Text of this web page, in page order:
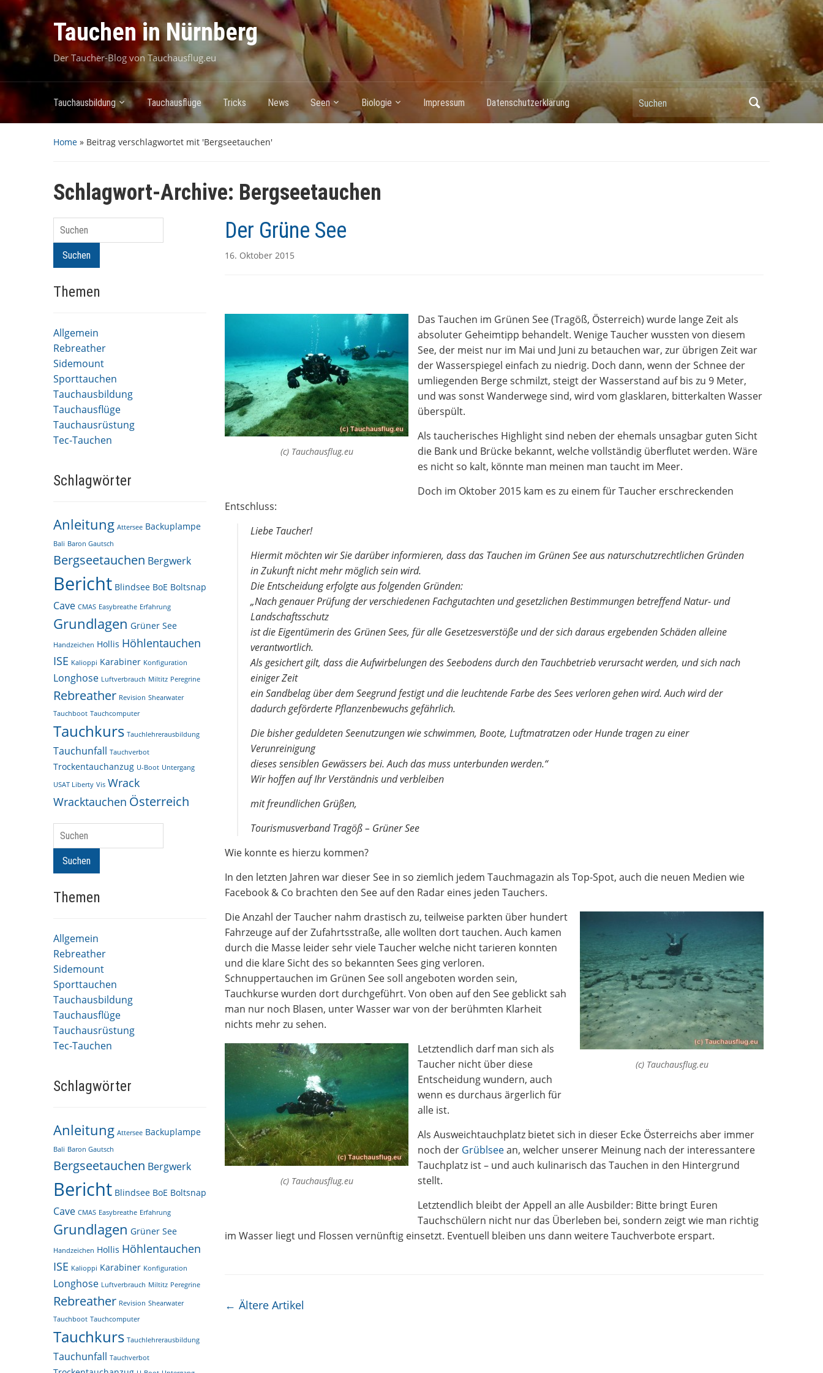
Tauchen in Nürnberg
Der Taucher-Blog von Tauchausflug.eu
Tauchausbildung Tauchausflüge Tricks News Seen Biologie Impressum Datenschutzerklärung Suchen
Home » Beitrag verschlagwortet mit 'Bergseetauchen'
Schlagwort-Archive: Bergseetauchen
Suchen
Suchen
Themen
Allgemein
Rebreather
Sidemount
Sporttauchen
Tauchausbildung
Tauchausflüge
Tauchausrüstung
Tec-Tauchen
Schlagwörter
Anleitung Attersee Backuplampe
Bali Baron Gautsch
Bergseetauchen Bergwerk
Bericht Blindsee BoE Boltsnap
Cave CMAS Easybreathe Erfahrung
Grundlagen Grüner See
Handzeichen Hollis Höhlentauchen
ISE Kalioppi Karabiner Konfiguration
Longhose Luftverbrauch Miltitz Peregrine
Rebreather Revision Shearwater
Tauchboot Tauchcomputer
Tauchkurs Tauchlehrerausbildung
Tauchunfall Tauchverbot
Trockentauchanzug U-Boot Untergang
USAT Liberty Vis Wrack
Wracktauchen Österreich
Suchen
Suchen
Themen
Allgemein
Rebreather
Sidemount
Sporttauchen
Tauchausbildung
Tauchausflüge
Tauchausrüstung
Tec-Tauchen
Schlagwörter
Anleitung Attersee Backuplampe
Bali Baron Gautsch
Bergseetauchen Bergwerk
Bericht Blindsee BoE Boltsnap
Cave CMAS Easybreathe Erfahrung
Grundlagen Grüner See
Handzeichen Hollis Höhlentauchen
ISE Kalioppi Karabiner Konfiguration
Longhose Luftverbrauch Miltitz Peregrine
Rebreather Revision Shearwater
Tauchboot Tauchcomputer
Tauchkurs Tauchlehrerausbildung
Tauchunfall Tauchverbot
Der Grüne See
16. Oktober 2015
(c) Tauchausflug.eu
Das Tauchen im Grünen See (Tragöß, Österreich) wurde lange Zeit als
absoluter Geheimtipp behandelt. Wenige Taucher wussten von diesem
See, der meist nur im Mai und Juni zu betauchen war, zur übrigen Zeit war
der Wasserspiegel einfach zu niedrig. Doch dann, wenn der Schnee der
umliegenden Berge schmilzt, steigt der Wasserstand auf bis zu 9 Meter,
und was sonst Wanderwege sind, wird vom glasklaren, bitterkalten Wasser
überspült.
Als taucherisches Highlight sind neben der ehemals unsagbar guten Sicht
die Bank und Brücke bekannt, welche vollständig überflutet werden. Wäre
es nicht so kalt, könnte man meinen man taucht im Meer.
Doch im Oktober 2015 kam es zu einem für Taucher erschreckenden
Entschluss:
Liebe Taucher!
Hiermit möchten wir Sie darüber informieren, dass das Tauchen im Grünen See aus naturschutzrechtlichen Gründen
in Zukunft nicht mehr möglich sein wird.
Die Entscheidung erfolgte aus folgenden Gründen:
„Nach genauer Prüfung der verschiedenen Fachgutachten und gesetzlichen Bestimmungen betreffend Natur- und
Landschaftsschutz
ist die Eigentümerin des Grünen Sees, für alle Gesetzesverstöße und der sich daraus ergebenden Schäden alleine
verantwortlich.
Als gesichert gilt, dass die Aufwirbelungen des Seebodens durch den Tauchbetrieb verursacht werden, und sich nach
einiger Zeit
ein Sandbelag über dem Seegrund festigt und die leuchtende Farbe des Sees verloren gehen wird. Auch wird der
dadurch geförderte Pflanzenbewuchs gefährlich.
Die bisher geduldeten Seenutzungen wie schwimmen, Boote, Luftmatratzen oder Hunde tragen zu einer
Verunreinigung
dieses sensiblen Gewässers bei. Auch das muss unterbunden werden.“
Wir hoffen auf Ihr Verständnis und verbleiben
mit freundlichen Grüßen,
Tourismusverband Tragöß – Grüner See
Wie konnte es hierzu kommen?
In den letzten Jahren war dieser See in so ziemlich jedem Tauchmagazin als Top-Spot, auch die neuen Medien wie
Facebook & Co brachten den See auf den Radar eines jeden Tauchers.
(c) Tauchausflug.eu
Die Anzahl der Taucher nahm drastisch zu, teilweise parkten über hundert
Fahrzeuge auf der Zufahrtsstraße, alle wollten dort tauchen. Auch kamen
durch die Masse leider sehr viele Taucher welche nicht tarieren konnten
und die klare Sicht des so bekannten Sees ging verloren.
Schnuppertauchen im Grünen See soll angeboten worden sein,
Tauchkurse wurden dort durchgeführt. Von oben auf den See geblickt sah
man nur noch Blasen, unter Wasser war von der berühmten Klarheit
nichts mehr zu sehen.
(c) Tauchausflug.eu
Letztendlich darf man sich als
Taucher nicht über diese
Entscheidung wundern, auch
wenn es durchaus ärgerlich für
alle ist.
Als Ausweichtauchplatz bietet sich in dieser Ecke Österreichs aber immer
noch der Grüblseean, welcher unserer Meinung nach der interessantere
Tauchplatz ist – und auch kulinarisch das Tauchen in den Hintergrund
stellt.
Letztendlich bleibt der Appell an alle Ausbilder: Bitte bringt Euren
Tauchschülern nicht nur das Überleben bei, sondern zeigt wie man richtig
im Wasser liegt und Flossen vernünftig einsetzt. Eventuell bleiben uns dann weitere Tauchverbote erspart.
Beitrags-Navigation
← Ältere Artikel